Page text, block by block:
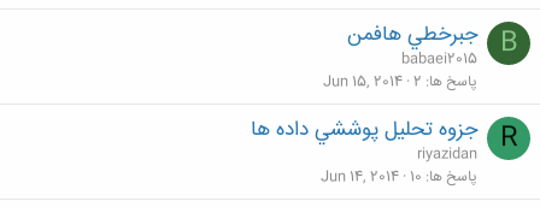
B جبرخطي هافمن
babaei2015
پاسخ ها 2
Jun 15, 2014
R جزوه تحليل پوششي داده ها
riyazidan
پاسخ ها 10
Jun 14, 2014